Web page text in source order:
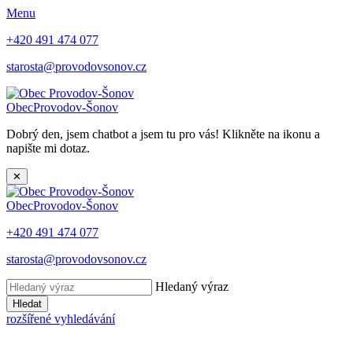
Menu
+420 491 474 077
starosta@provodovsonov.cz
ObecProvodov-Šonov
Dobrý den, jsem chatbot a jsem tu pro vás! Klikněte na ikonu a
napište mi dotaz.
✕
ObecProvodov-Šonov
+420 491 474 077
starosta@provodovsonov.cz
Hledaný výraz
Hledat
rozšířené vyhledávání